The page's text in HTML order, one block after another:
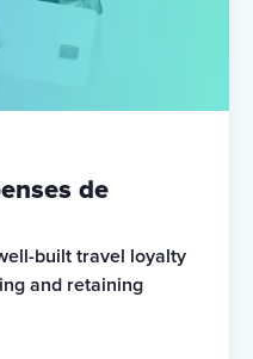
de
built travel loyalty
and retaining